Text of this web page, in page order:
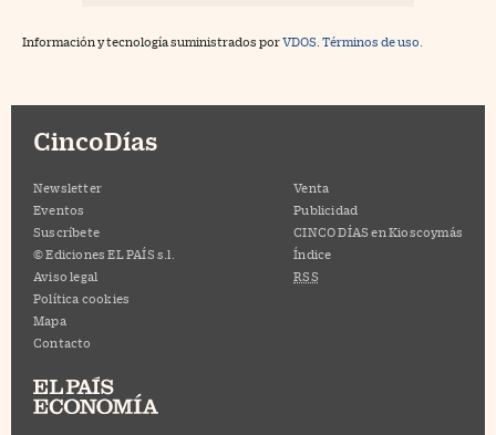
Información y tecnología suministrados porVDOS Términos de uso.
CincoDías
Newsletter
Eventos
Suscríbete
© Ediciones EL PAÍS s.l.
Aviso legal
Política cookies
Mapa
Contacto
Venta
Publicidad
CINCO DÍAS en Kioscoymás
Índice
RSS